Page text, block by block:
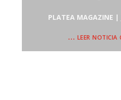
PLATEA MAGAZINE
… leer noticia